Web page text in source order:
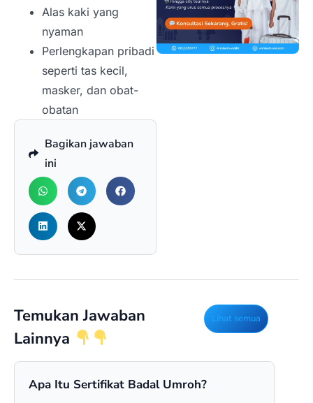
Alas kaki yang
nyaman
Perlengkapan pribadi
seperti tas kecil,
masker, dan obat-
obatan
Bagikan jawaban
ini
Temukan Jawaban
Lainnya
Lihat semua
Apa Itu Sertifikat Badal Umroh?